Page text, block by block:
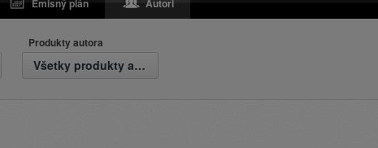
Emisný plán Autori
Produkty autora
Všetky produkty autora